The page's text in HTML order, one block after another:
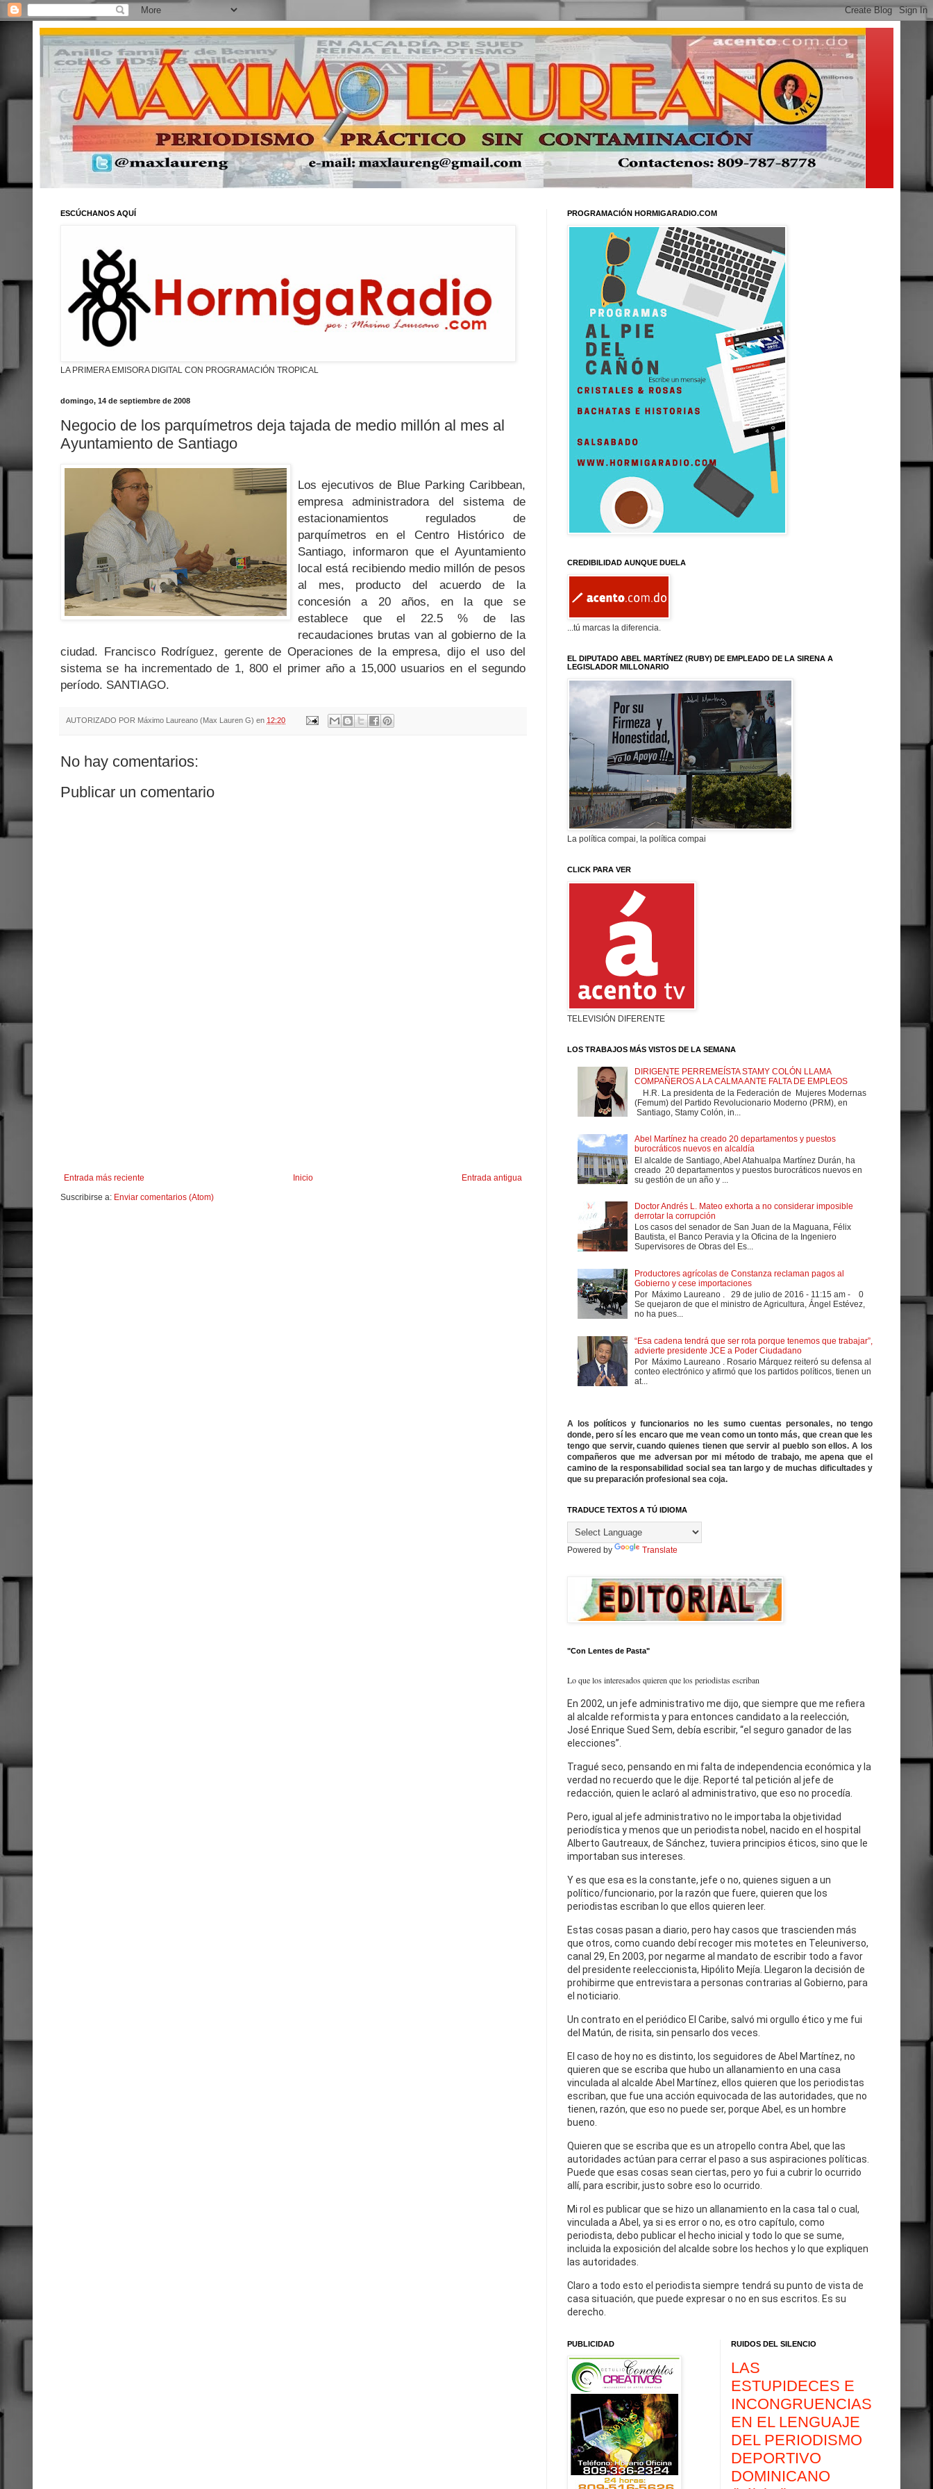
ESCÚCHANOS AQUÍ
LA PRIMERA EMISORA DIGITAL CON PROGRAMACIÓN TROPICAL
domingo, 14 de septiembre de 2008
Negocio de los parquímetros deja tajada de medio millón al mes al
Ayuntamiento de Santiago
Los ejecutivos de Blue Parking Caribbean,
empresa administradora del sistema de
estacionamientos regulados de
parquímetros en el Centro Histórico de
Santiago, informaron que el Ayuntamiento
local está recibiendo medio millón de pesos
al mes, producto del acuerdo de la
concesión a 20 años, en la que se
establece que el 22.5 % de las
recaudaciones brutas van al gobierno de la
ciudad. Francisco Rodríguez, gerente de Operaciones de la empresa, dijo el uso del
sistema se ha incrementado de 1, 800 el primer año a 15,000 usuarios en el segundo
período. SANTIAGO.
AUTORIZADO POR Máximo Laureano (Max Lauren G) en 12:20
No hay comentarios:
Publicar un comentario
Entrada más reciente Entrada antigua
Inicio
Suscribirse a: Enviar comentarios (Atom)
PROGRAMACIÓN HORMIGARADIO.COM
CREDIBILIDAD AUNQUE DUELA
...tú marcas la diferencia.
EL DIPUTADO ABEL MARTÍNEZ (RUBY) DE EMPLEADO DE LA SIRENA A
LEGISLADOR MILLONARIO
La política compai, la política compai
CLICK PARA VER
TELEVISIÓN DIFERENTE
LOS TRABAJOS MÁS VISTOS DE LA SEMANA
DIRIGENTE PERREMEÍSTA STAMY COLÓN LLAMA
COMPAÑEROS A LA CALMA ANTE FALTA DE EMPLEOS
H.R. La presidenta de la Federación de Mujeres Modernas
(Femum) del Partido Revolucionario Moderno (PRM), en
Santiago, Stamy Colón, in...
Abel Martínez ha creado 20 departamentos y puestos
burocráticos nuevos en alcaldía
El alcalde de Santiago, Abel Atahualpa Martínez Durán, ha
creado 20 departamentos y puestos burocráticos nuevos en
su gestión de un año y ...
Doctor Andrés L. Mateo exhorta a no considerar imposible
derrotar la corrupción
Los casos del senador de San Juan de la Maguana, Félix
Bautista, el Banco Peravia y la Oficina de la Ingeniero
Supervisores de Obras del Es...
Productores agrícolas de Constanza reclaman pagos al
Gobierno y cese importaciones
Por Máximo Laureano . 29 de julio de 2016 - 11:15 am - 0
Se quejaron de que el ministro de Agricultura, Ángel Estévez,
no ha pues...
“Esa cadena tendrá que ser rota porque tenemos que trabajar”,
advierte presidente JCE a Poder Ciudadano
Por Máximo Laureano . Rosario Márquez reiteró su defensa al
conteo electrónico y afirmó que los partidos políticos, tienen un
at...
A los políticos y funcionarios no les sumo cuentas personales, no tengo
donde, pero sí les encaro que me vean como un tonto más, que crean que les
tengo que servir, cuando quienes tienen que servir al pueblo son ellos. A los
compañeros que me adversan por mi método de trabajo, me apena que el
camino de la responsabilidad social sea tan largo y de muchas dificultades y
que su preparación profesional sea coja.
TRADUCE TEXTOS A TÚ IDIOMA
Powered by Translate
"Con Lentes de Pasta"
Lo que los interesados quieren que los periodistas escriban
En 2002, un jefe administrativo me dijo, que siempre que me refiera
al alcalde reformista y para entonces candidato a la reelección,
José Enrique Sued Sem, debía escribir, “el seguro ganador de las
elecciones”.
Tragué seco, pensando en mi falta de independencia económica y la
verdad no recuerdo que le dije. Reporté tal petición al jefe de
redacción, quien le aclaró al administrativo, que eso no procedía.
Pero, igual al jefe administrativo no le importaba la objetividad
periodística y menos que un periodista nobel, nacido en el hospital
Alberto Gautreaux, de Sánchez, tuviera principios éticos, sino que le
importaban sus intereses.
Y es que esa es la constante, jefe o no, quienes siguen a un
político/funcionario, por la razón que fuere, quieren que los
periodistas escriban lo que ellos quieren leer.
Estas cosas pasan a diario, pero hay casos que trascienden más
que otros, como cuando debí recoger mis motetes en Teleuniverso,
canal 29, En 2003, por negarme al mandato de escribir todo a favor
del presidente reeleccionista, Hipólito Mejía. Llegaron la decisión de
prohibirme que entrevistara a personas contrarias al Gobierno, para
el noticiario.
Un contrato en el periódico El Caribe, salvó mi orgullo ético y me fui
del Matún, de risita, sin pensarlo dos veces.
El caso de hoy no es distinto, los seguidores de Abel Martínez, no
quieren que se escriba que hubo un allanamiento en una casa
vinculada al alcalde Abel Martínez, ellos quieren que los periodistas
escriban, que fue una acción equivocada de las autoridades, que no
tienen, razón, que eso no puede ser, porque Abel, es un hombre
bueno.
Quieren que se escriba que es un atropello contra Abel, que las
autoridades actúan para cerrar el paso a sus aspiraciones políticas.
Puede que esas cosas sean ciertas, pero yo fui a cubrir lo ocurrido
allí, para escribir, justo sobre eso lo ocurrido.
Mi rol es publicar que se hizo un allanamiento en la casa tal o cual,
vinculada a Abel, ya si es error o no, es otro capítulo, como
periodista, debo publicar el hecho inicial y todo lo que se sume,
incluida la exposición del alcalde sobre los hechos y lo que expliquen
las autoridades.
Claro a todo esto el periodista siempre tendrá su punto de vista de
casa situación, que puede expresar o no en sus escritos. Es su
derecho.
PUBLICIDAD RUIDOS DEL SILENCIO
LAS
ESTUPIDECES E
INCONGRUENCIAS
EN EL LENGUAJE
DEL PERIODISMO
DEPORTIVO
DOMINICANO